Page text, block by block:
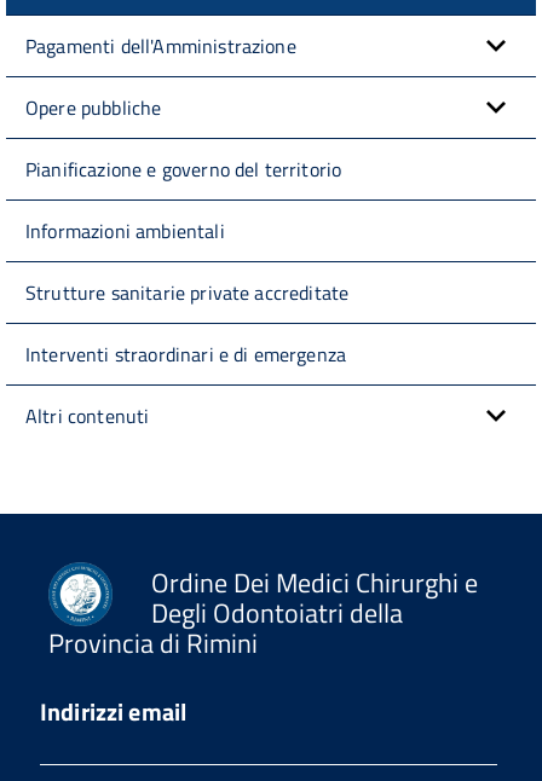
Pagamenti dell'Amministrazione
Opere pubbliche
Pianificazione e governo del territorio
Informazioni ambientali
Strutture sanitarie private accreditate
Interventi straordinari e di emergenza
Altri contenuti
Ordine Dei Medici Chirurghi e
Degli Odontoiatri della
Provincia di Rimini
Indirizzi email